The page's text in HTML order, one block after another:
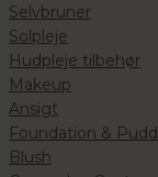
Selvbruner
Solpleje
Hudpleje tilbehør
Makeup
Ansigt
Foundation &
Blush